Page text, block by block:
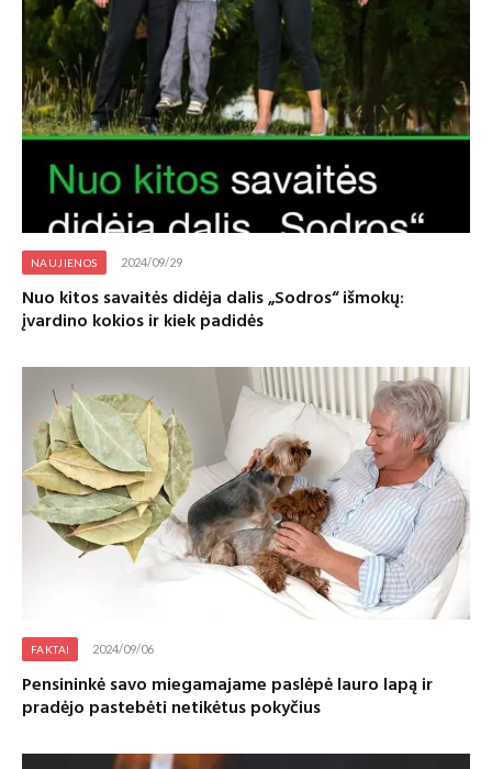
NAUJIENOS 2024/09/29
Nuo kitos savaitės didėja dalis „Sodros“ išmokų:
įvardino kokios ir kiek padidės
FAKTAI 2024/09/06
Pensininkė savo miegamajame paslėpė lauro lapą ir
pradėjo pastebėti netikėtus pokyčius